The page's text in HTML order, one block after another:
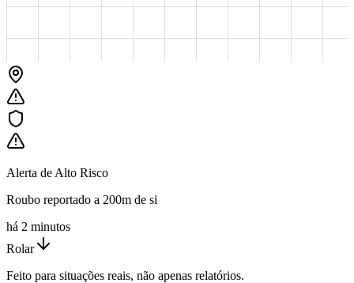
Alerta de Alto Risco
Roubo reportado a 200m de si
há 2 minutos
Rolar
Feito para situações reais, não apenas relatórios.